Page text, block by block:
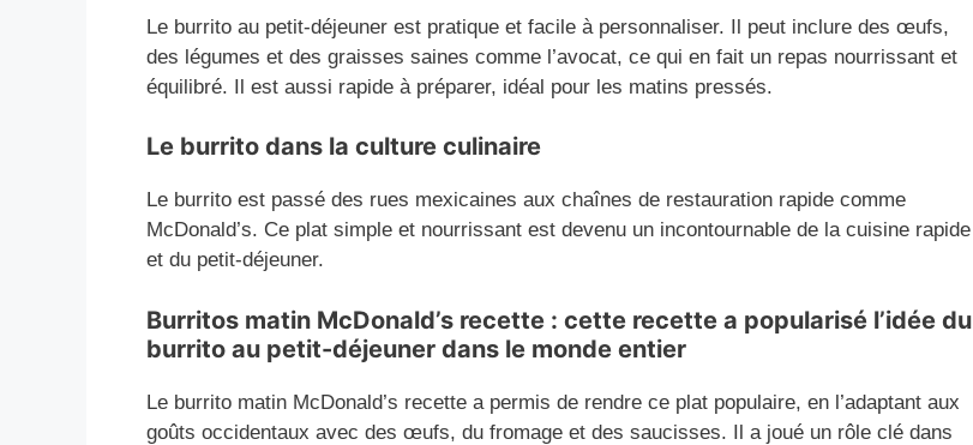
Le burrito au petit-déjeuner est pratique et facile à personnaliser. Il peut inclure des œufs,
des légumes et des graisses saines comme l’avocat, ce qui en fait un repas nourrissant et
équilibré. Il est aussi rapide à préparer, idéal pour les matins pressés.
Le burrito dans la culture culinaire
Le burrito est passé des rues mexicaines aux chaînes de restauration rapide comme
McDonald’s. Ce plat simple et nourrissant est devenu un incontournable de la cuisine rapide
et du petit-déjeuner.
Burritos matin McDonald’s recette : cette recette a popularisé l’idée du
burrito au petit-déjeuner dans le monde entier
Le burrito matin McDonald’s recette a permis de rendre ce plat populaire, en l’adaptant aux
goûts occidentaux avec des œufs, du fromage et des saucisses. Il a joué un rôle clé dans